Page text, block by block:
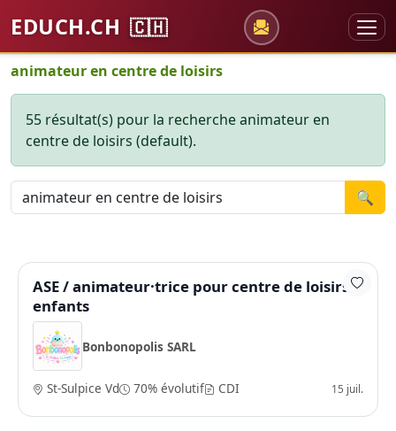
EDUCH.CH 🇨🇭
animateur en centre de loisirs
55 résultat(s) pour la recherche animateur en
centre de loisirs (default).
🔍
ASE / animateur·trice pour centre de loisirs
enfants
Bonbonopolis SARL
St-Sulpice Vd 70% évolutif CDI 15 juil.